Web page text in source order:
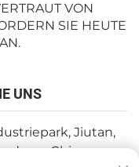
VON
SIE HEUTE
UNS
Jiutan,
China